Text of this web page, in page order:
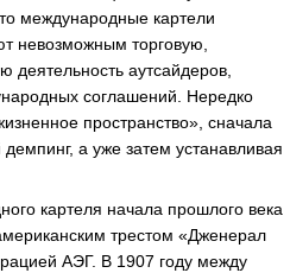
международные картели
невозможным торговую,
аутсайдеров,
соглашений. Нередко
пространство», сначала
а уже затем устанавливая
картеля начала прошлого века
трестом «Дженерал
АЭГ. В 1907 году между